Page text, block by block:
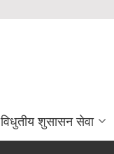
विधुतीय शुसासन सेवा